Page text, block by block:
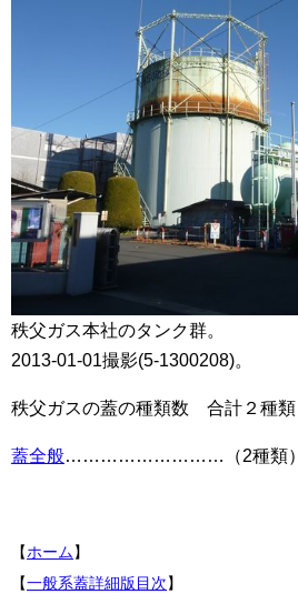
秩父ガス本社のタンク群。
2013-01-01撮影(5-1300208)。
秩父ガスの蓋の種類数 合計２種類
蓋全般………………………（2種類）
【ホーム】
【一般系蓋詳細版目次】